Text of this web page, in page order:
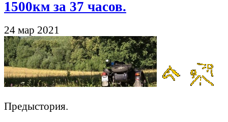
1500км за 37 часов.
24 мар 2021
Предыстория.